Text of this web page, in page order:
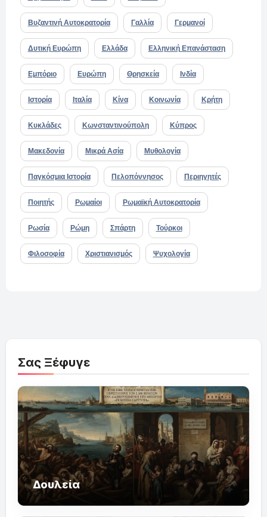
Βυζαντινή Αυτοκρατορία Γαλλία Γερμανοί
Δυτική Ευρώπη Ελλάδα Ελληνική Επανάσταση
Εμπόριο Ευρώπη Θρησκεία Ινδία
Ιστορία Ιταλία Κίνα Κοινωνία Κρήτη
Κυκλάδες Κωνσταντινούπολη Κύπρος
Μακεδονία Μικρά Ασία Μυθολογία
Παγκόσμια Ιστορία Πελοπόννησος Περιηγητές
Ποιητής Ρωμαίοι Ρωμαϊκή Αυτοκρατορία
Ρωσία Ρώμη Σπάρτη Τούρκοι
Φιλοσοφία Χριστιανισμός Ψυχολογία
Σας Ξέφυγε
Δουλεία